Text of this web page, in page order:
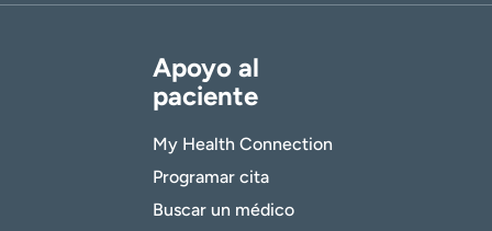
Apoyo al
paciente
My Health Connection
Programar cita
Buscar un médico